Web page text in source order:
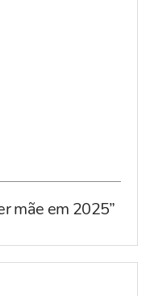
mãe em 2025”